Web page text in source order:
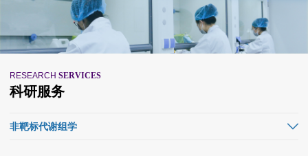
RESEARCH SERVICES
科研服务
非靶标代谢组学